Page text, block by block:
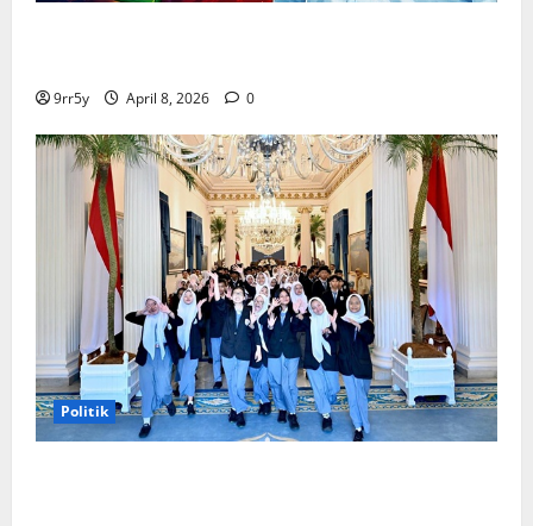
9rr5y April 8, 2026 0
Politik